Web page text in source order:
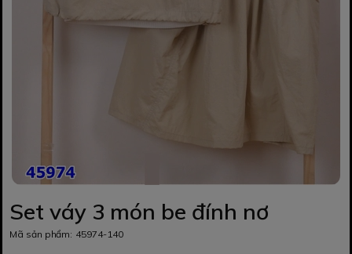
Set váy 3 món be đính nơ
Mã sản phẩm: 45974-140